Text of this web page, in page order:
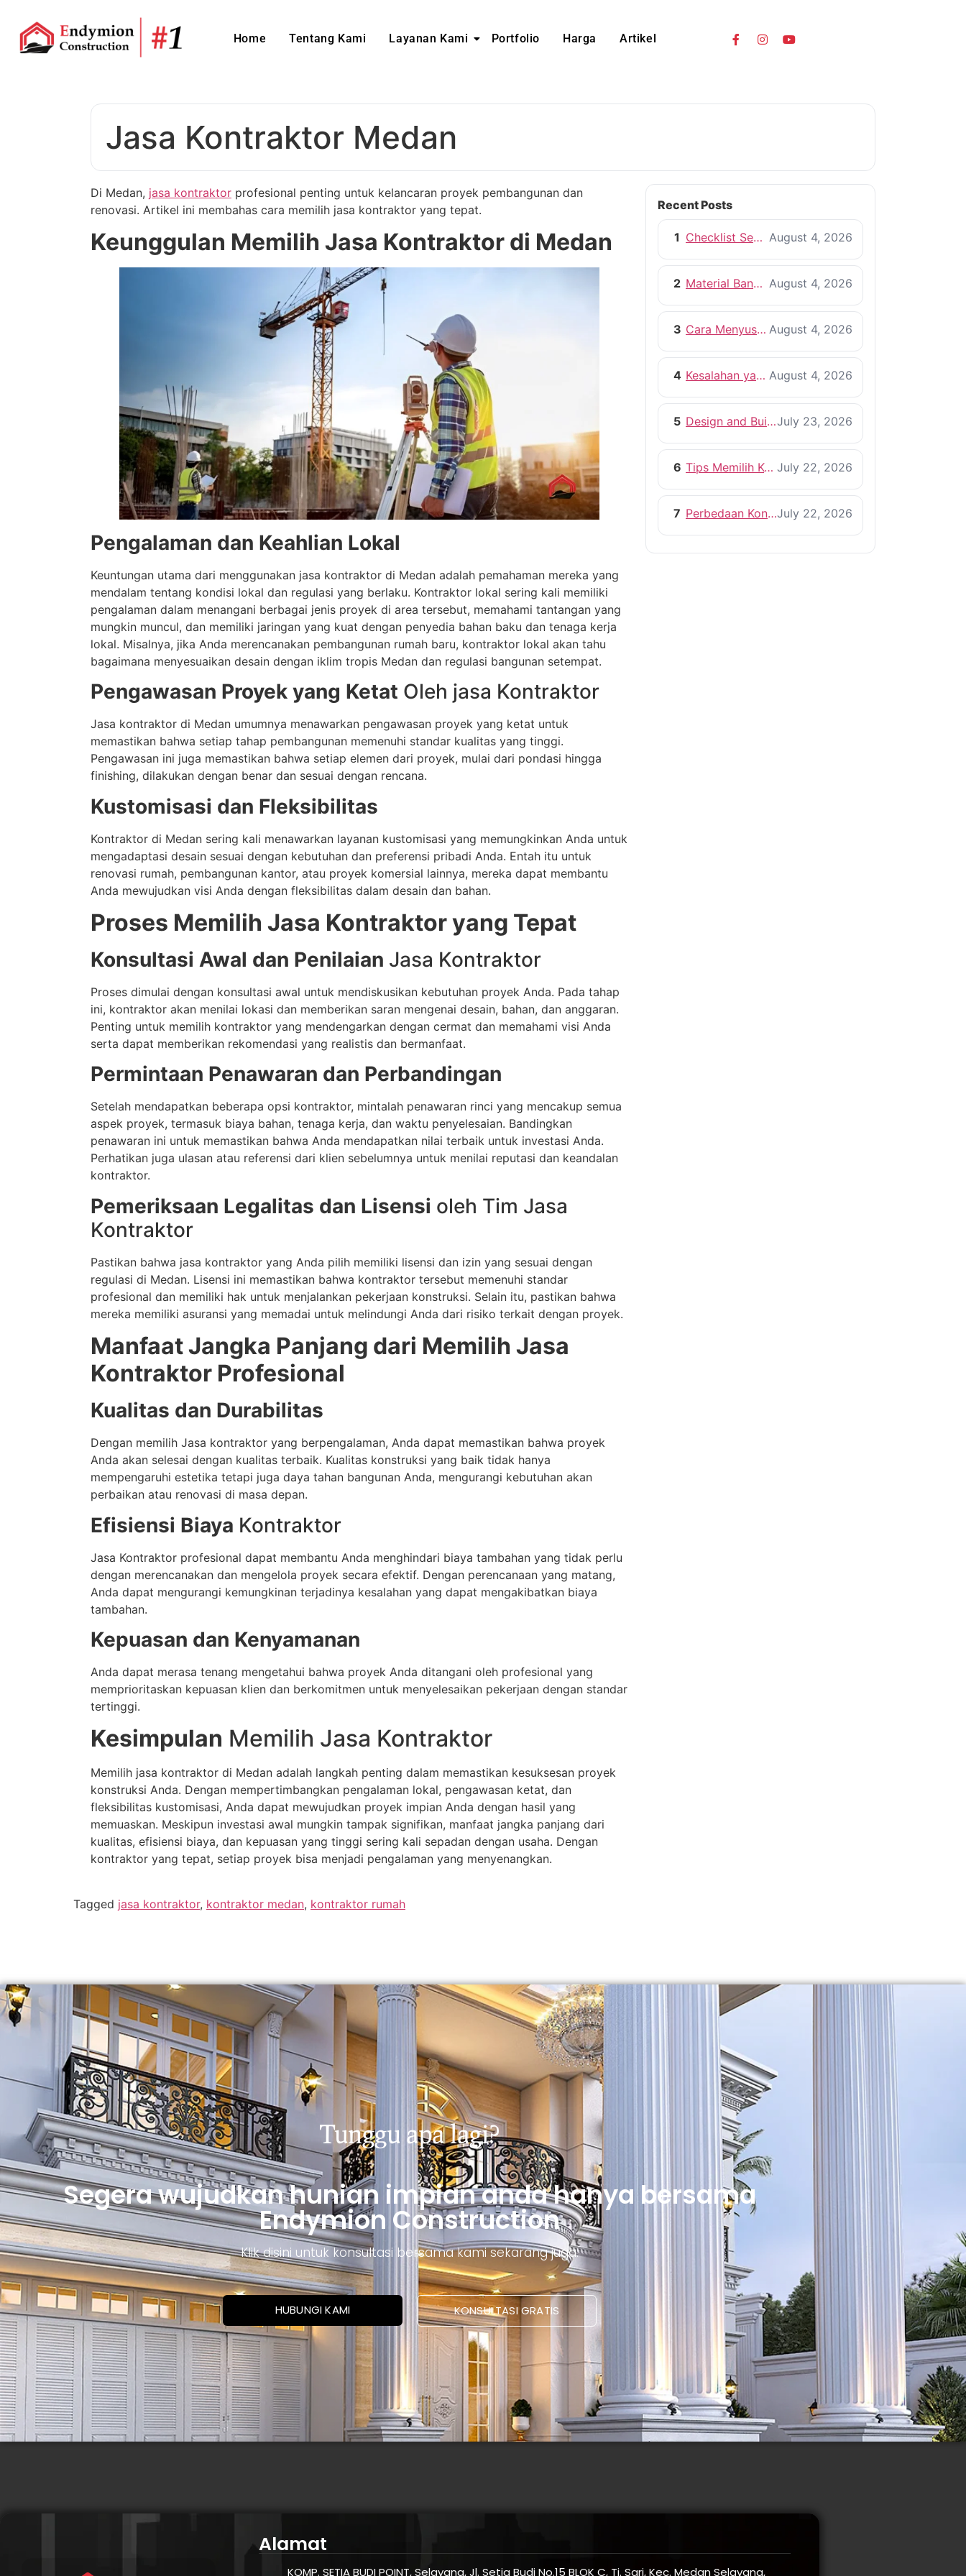
Home Tentang Kami Layanan Kami Portfolio Harga Artikel
Jasa Kontraktor Medan
Di Medan, jasa kontraktor profesional penting untuk kelancaran proyek pembangunan dan
renovasi. Artikel ini membahas cara memilih jasa kontraktor yang tepat.
Keunggulan Memilih Jasa Kontraktor di Medan
Pengalaman dan Keahlian Lokal
Keuntungan utama dari menggunakan jasa kontraktor di Medan adalah pemahaman mereka yang
mendalam tentang kondisi lokal dan regulasi yang berlaku. Kontraktor lokal sering kali memiliki
pengalaman dalam menangani berbagai jenis proyek di area tersebut, memahami tantangan yang
mungkin muncul, dan memiliki jaringan yang kuat dengan penyedia bahan baku dan tenaga kerja
lokal. Misalnya, jika Anda merencanakan pembangunan rumah baru, kontraktor lokal akan tahu
bagaimana menyesuaikan desain dengan iklim tropis Medan dan regulasi bangunan setempat.
Pengawasan Proyek yang Ketat Oleh jasa Kontraktor
Jasa kontraktor di Medan umumnya menawarkan pengawasan proyek yang ketat untuk
memastikan bahwa setiap tahap pembangunan memenuhi standar kualitas yang tinggi.
Pengawasan ini juga memastikan bahwa setiap elemen dari proyek, mulai dari pondasi hingga
finishing, dilakukan dengan benar dan sesuai dengan rencana.
Kustomisasi dan Fleksibilitas
Kontraktor di Medan sering kali menawarkan layanan kustomisasi yang memungkinkan Anda untuk
mengadaptasi desain sesuai dengan kebutuhan dan preferensi pribadi Anda. Entah itu untuk
renovasi rumah, pembangunan kantor, atau proyek komersial lainnya, mereka dapat membantu
Anda mewujudkan visi Anda dengan fleksibilitas dalam desain dan bahan.
Proses Memilih Jasa Kontraktor yang Tepat
Konsultasi Awal dan Penilaian Jasa Kontraktor
Proses dimulai dengan konsultasi awal untuk mendiskusikan kebutuhan proyek Anda. Pada tahap
ini, kontraktor akan menilai lokasi dan memberikan saran mengenai desain, bahan, dan anggaran.
Penting untuk memilih kontraktor yang mendengarkan dengan cermat dan memahami visi Anda
serta dapat memberikan rekomendasi yang realistis dan bermanfaat.
Permintaan Penawaran dan Perbandingan
Setelah mendapatkan beberapa opsi kontraktor, mintalah penawaran rinci yang mencakup semua
aspek proyek, termasuk biaya bahan, tenaga kerja, dan waktu penyelesaian. Bandingkan
penawaran ini untuk memastikan bahwa Anda mendapatkan nilai terbaik untuk investasi Anda.
Perhatikan juga ulasan atau referensi dari klien sebelumnya untuk menilai reputasi dan keandalan
kontraktor.
Pemeriksaan Legalitas dan Lisensi oleh Tim Jasa
Kontraktor
Pastikan bahwa jasa kontraktor yang Anda pilih memiliki lisensi dan izin yang sesuai dengan
regulasi di Medan. Lisensi ini memastikan bahwa kontraktor tersebut memenuhi standar
profesional dan memiliki hak untuk menjalankan pekerjaan konstruksi. Selain itu, pastikan bahwa
mereka memiliki asuransi yang memadai untuk melindungi Anda dari risiko terkait dengan proyek.
Manfaat Jangka Panjang dari Memilih Jasa
Kontraktor Profesional
Kualitas dan Durabilitas
Dengan memilih Jasa kontraktor yang berpengalaman, Anda dapat memastikan bahwa proyek
Anda akan selesai dengan kualitas terbaik. Kualitas konstruksi yang baik tidak hanya
mempengaruhi estetika tetapi juga daya tahan bangunan Anda, mengurangi kebutuhan akan
perbaikan atau renovasi di masa depan.
Efisiensi Biaya Kontraktor
Jasa Kontraktor profesional dapat membantu Anda menghindari biaya tambahan yang tidak perlu
dengan merencanakan dan mengelola proyek secara efektif. Dengan perencanaan yang matang,
Anda dapat mengurangi kemungkinan terjadinya kesalahan yang dapat mengakibatkan biaya
tambahan.
Kepuasan dan Kenyamanan
Anda dapat merasa tenang mengetahui bahwa proyek Anda ditangani oleh profesional yang
memprioritaskan kepuasan klien dan berkomitmen untuk menyelesaikan pekerjaan dengan standar
tertinggi.
Kesimpulan Memilih Jasa Kontraktor
Memilih jasa kontraktor di Medan adalah langkah penting dalam memastikan kesuksesan proyek
konstruksi Anda. Dengan mempertimbangkan pengalaman lokal, pengawasan ketat, dan
fleksibilitas kustomisasi, Anda dapat mewujudkan proyek impian Anda dengan hasil yang
memuaskan. Meskipun investasi awal mungkin tampak signifikan, manfaat jangka panjang dari
kualitas, efisiensi biaya, dan kepuasan yang tinggi sering kali sepadan dengan usaha. Dengan
kontraktor yang tepat, setiap proyek bisa menjadi pengalaman yang menyenangkan.
Recent Posts
1 Checklist Sebelum Memulai Proyek Pembangunan Rumah August 4, 2026
2 Material Bangunan Berkualitas untuk Rumah yang Tahan Lama August 4, 2026
3 Cara Menyusun RAB Bangun Rumah yang Efisien August 4, 2026
4 Kesalahan yang Harus Dihindari Saat Membangun Rumah August 4, 2026
5 Design and Build vs Kontraktor KonvensionalJuly 23, 2026
6 Tips Memilih Kontraktor Rumah yang Profesional July 22, 2026
7 Perbedaan Kontraktor dan Pemborong, Mana yang Lebih Tepat?July 22, 2026
Tagged jasa kontraktor, kontraktor medan, kontraktor rumah
Tunggu apa lagi?
Segera wujudkan hunian impian anda hanya bersama
Endymion Construction
Klik disini untuk konsultasi bersama kami sekarang juga.
HUBUNGI KAMI KONSULTASI GRATIS
Alamat
KOMP. SETIA BUDI POINT, Selayang, Jl. Setia Budi No.15 BLOK C, Tj. Sari, Kec. Medan Selayang,